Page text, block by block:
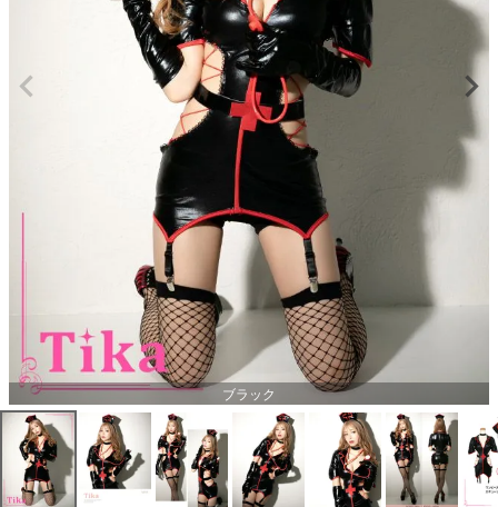
ブラック